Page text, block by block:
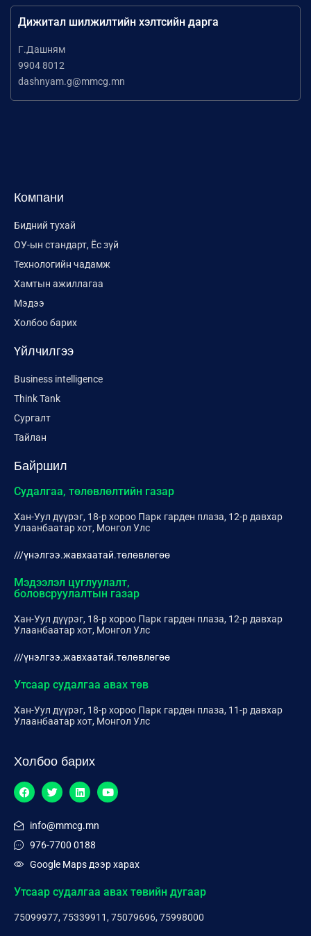
Дижитал шилжилтийн хэлтсийн дарга
Г.Дашням
9904 8012
dashnyam.g@mmcg.mn
Компани
Бидний тухай
ОУ-ын стандарт, Ёс зүй
Технологийн чадамж
Хамтын ажиллагаа
Мэдээ
Холбоо барих
Үйлчилгээ
Business intelligence
Think Tank
Сургалт
Тайлан
Байршил
Судалгаа, төлөвлөлтийн газар
Хан-Уул дүүрэг, 18-р хороо Парк гарден плаза, 12-р давхар
Улаанбаатар хот, Монгол Улс
///үнэлгээ.жавхаатай.төлөвлөгөө
Мэдээлэл цуглуулалт,
боловсруулалтын газар
Хан-Уул дүүрэг, 18-р хороо Парк гарден плаза, 12-р давхар
Улаанбаатар хот, Монгол Улс
///үнэлгээ.жавхаатай.төлөвлөгөө
Утсаар судалгаа авах төв
Хан-Уул дүүрэг, 18-р хороо Парк гарден плаза, 11-р давхар
Улаанбаатар хот, Монгол Улс
Холбоо барих
info@mmcg.mn
976-7700 0188
Google Maps дээр харах
Утсаар судалгаа авах төвийн дугаар
75099977, 75339911, 75079696, 75998000